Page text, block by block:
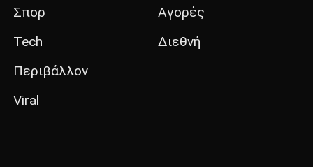
Σπορ
Tech
Περιβάλλον
Viral
Αγορές
Διεθνή